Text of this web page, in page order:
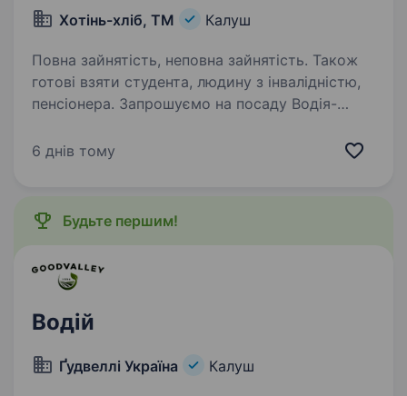
Хотінь-хліб, ТМ Калуш
Повна зайнятість, неповна зайнятість. Також
готові взяти студента, людину з інвалідністю,
пенсіонера. Запрошуємо на посаду Водія-
Ви шукаєте роботу з гнучким графіком (повна
команди — ця пропозиція…
6 днів тому
Будьте першим!
Водій
Ґудвеллі Україна Калуш